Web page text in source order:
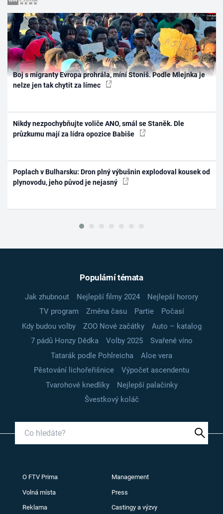
Boj s migranty Evropa prohrála, míní Stoniš. Podle Mlejnka je
nelze jen tak chytit za límec
Nikdy nezpochybňujte voliče ANO, smál se Staněk. Dle
průzkumu mají za lídra opozice Babiše
Poplach v Bulharsku: Dron plný výbušnin explodoval kousek od
plynovodu, jeho původ je nejasný
Populární témata
Jak zhubnout Nejlepší filmy 2024
Nejlepší horory
TV program
Změna času Partie
Počasí
Kdy budou volby
ZOO Nové začátky
Auto – katalog
7 pádů Honzy Dědka
Volby 2025
Svařené víno
Tatarák podle Pohlreicha
Aloe vera
Pěstování lichořeřišnice
Výpočet ascendentu
Tvarohové knedlíky
Nejlepší palačinky
Švestkový koláč
O FTV Prima Management
Volná místa Press
Reklama Castingy a výzvy